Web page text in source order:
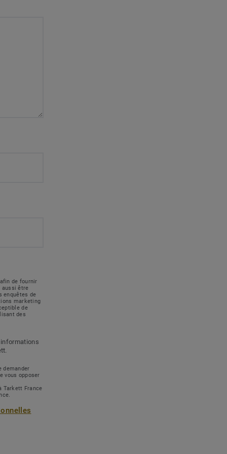
de fournir
aussi être
enquêtes de
marketing
de
des
demander
vous opposer
Tarkett France